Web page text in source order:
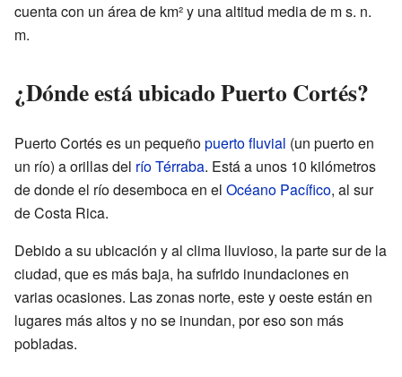
cuenta con un área de km² y una altitud media de m s. n.
m.
¿Dónde está ubicado Puerto Cortés?
Puerto Cortés es un pequeñopuerto fluvial (un puerto en
un río) a orillas del río Térraba. Está a unos 10 kilómetros
de donde el río desemboca en el Océano Pacífico, al sur
de Costa Rica.
Debido a su ubicación y al clima lluvioso, la parte sur de la
ciudad, que es más baja, ha sufrido inundaciones en
varias ocasiones. Las zonas norte, este y oeste están en
lugares más altos y no se inundan, por eso son más
pobladas.